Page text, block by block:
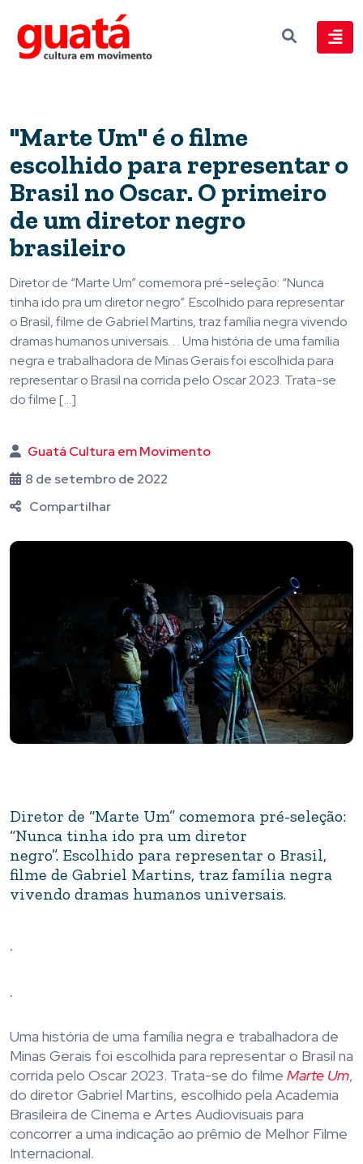
"Marte Um" é o filme
escolhido para representar o
Brasil no Oscar. O primeiro
de um diretor negro
brasileiro
Diretor de “Marte Um” comemora pré-seleção: “Nunca
tinha ido pra um diretor negro”. Escolhido para representar
o Brasil, filme de Gabriel Martins, traz família negra vivendo
dramas humanos universais. . . Uma história de uma família
negra e trabalhadora de Minas Gerais foi escolhida para
representar o Brasil na corrida pelo Oscar 2023. Trata-se
do filme […]
Guatá Cultura em Movimento
8 de setembro de 2022
Compartilhar
Diretor de “Marte Um” comemora pré-seleção:
“Nunca tinha ido pra um diretor
negro”. Escolhido para representar o Brasil,
filme de Gabriel Martins, traz família negra
vivendo dramas humanos universais.
.
.
Uma história de uma família negra e trabalhadora de
Minas Gerais foi escolhida para representar o Brasil na
corrida pelo Oscar 2023. Trata-se do filme Marte Um,
do diretor Gabriel Martins, escolhido pela Academia
Brasileira de Cinema e Artes Audiovisuais para
concorrer a uma indicação ao prêmio de Melhor Filme
Internacional.